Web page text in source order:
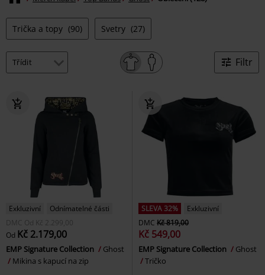
Trička a topy (90) Svetry (27)
Filtr
Exkluzivní
Odnímatelné části
DMC Od Kč 2.299,00
Od Kč 2.179,00
EMP Signature Collection
Ghost
Mikina s kapucí na zip
SLEVA 32%
Exkluzivní
DMC Kč 819,00
Kč 549,00
EMP Signature Collection
Ghost
Tričko